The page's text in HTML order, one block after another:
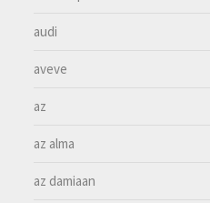
audi
aveve
az
az alma
az damiaan